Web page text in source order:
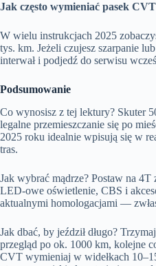
Jak często wymieniać pasek
W wielu instrukcjach 2025
tys. km. Jeżeli czujesz szarpanie
interwał i podjedź do serwisu
Podsumowanie
Co wynosisz z tej lektury? Skuter
legalne przemieszczanie się po
2025 roku idealnie wpisują się w
tras.
Jak wybrać mądrze? Postaw na 4T
LED‑owe oświetlenie, CBS i
aktualnymi homologacjami —
Jak dbać, by jeździł długo?
przegląd po ok. 1000 km, kolejne
CVT wymieniaj w widełkach